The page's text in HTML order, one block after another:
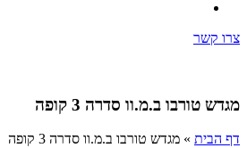
צרו קשר
מגדש טורבו ב.מ.וו סדרה 3 קופה
דף הבית » מגדש טורבו ב.מ.וו סדרה 3 קופה